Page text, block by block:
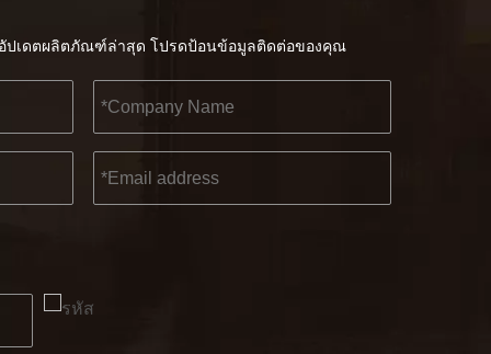
ปเดตผลิตภัณฑ์ล่าสุด โปรดป้อนข้อมูลติดต่อของคุณ